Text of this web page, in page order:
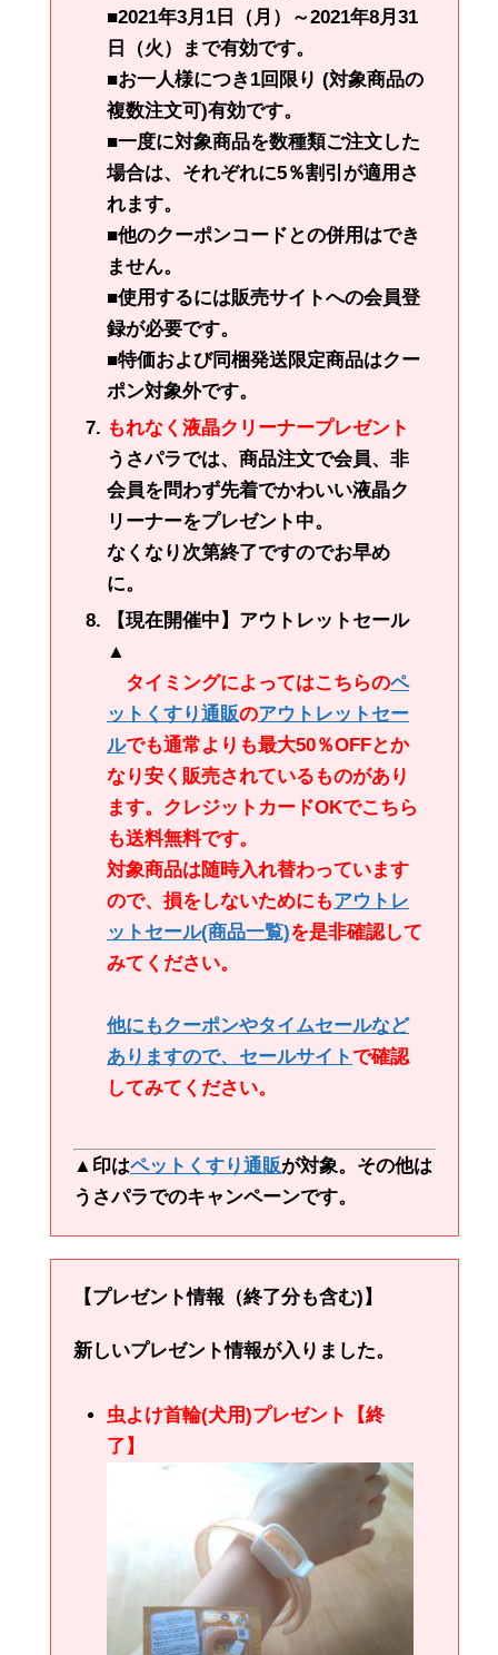
■2021年3月1日（月）～2021年8月31
日（火）まで有効です。
■お一人様につき1回限り (対象商品の
複数注文可)有効です。
■一度に対象商品を数種類ご注文した
場合は、それぞれに5％割引が適用さ
れます。
■他のクーポンコードとの併用はでき
ません。
■使用するには販売サイトへの会員登
録が必要です。
■特価および同梱発送限定商品はクー
ポン対象外です。
もれなく液晶クリーナープレゼント
うさパラでは、商品注文で会員、非
会員を問わず先着でかわいい液晶ク
リーナーをプレゼント中。
なくなり次第終了ですのでお早め
に。
【現在開催中】アウトレットセール
▲
タイミングによってはこちらのペ
ットくすり通販のアウトレットセー
ルでも通常よりも最大50％OFFとか
なり安く販売されているものがあり
ます。クレジットカードOKでこちら
も送料無料です。
対象商品は随時入れ替わっています
ので、損をしないためにもアウトレ
ットセール(商品一覧)を是非確認して
みてください。
他にもクーポンやタイムセールなど
ありますので、 セールサイトで確認
してみてください。
▲印はペットくすり通販が対象。その他は
うさパラでのキャンペーンです。
【プレゼント情報（終了分も含む)】
新しいプレゼント情報が入りました。
虫よけ首輪(犬用)プレゼント【終
了】